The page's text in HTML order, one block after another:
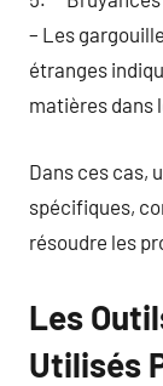
– Les
étranges
matières dans
Dans ces cas,
spécifiques,
résoudre les
Les
Utilisés